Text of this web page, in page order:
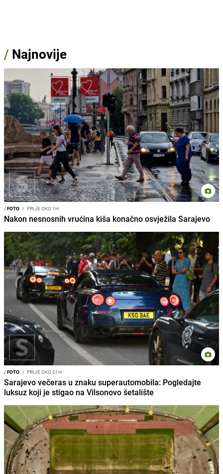
/ Najnovije
/FOTO I PRIJE OKO 1H
Nakon nesnosnih vrućina kiša konačno osvježila Sarajevo
/FOTO I PRIJE OKO 21H
Sarajevo večeras u znaku superautomobila: Pogledajte
luksuz koji je stigao na Vilsonovo šetalište